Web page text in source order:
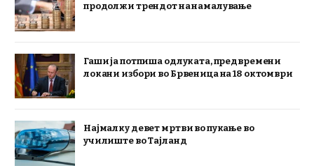
продолжи трендот на намалување
Гаши ја потпиша одлуката, предвремени
локани избори во Брвеница на 18 октомври
Најмалку девет мртви во пукање во
училиште во Тајланд